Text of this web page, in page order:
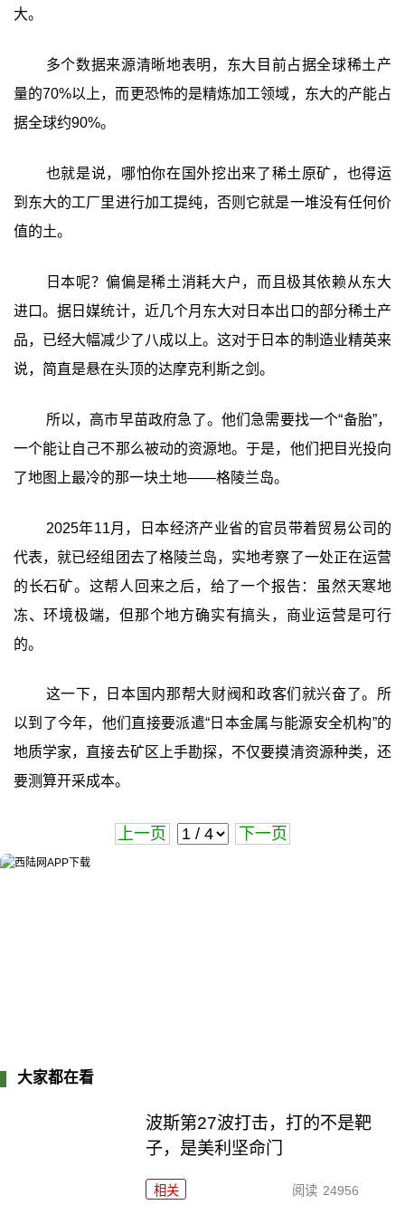
大。
多个数据来源清晰地表明，东大目前占据全球稀土产
量的70%以上，而更恐怖的是精炼加工领域，东大的产能占
据全球约90%。
也就是说，哪怕你在国外挖出来了稀土原矿，也得运
到东大的工厂里进行加工提纯，否则它就是一堆没有任何价
值的土。
日本呢？偏偏是稀土消耗大户，而且极其依赖从东大
进口。据日媒统计，近几个月东大对日本出口的部分稀土产
品，已经大幅减少了八成以上。这对于日本的制造业精英来
说，简直是悬在头顶的达摩克利斯之剑。
所以，高市早苗政府急了。他们急需要找一个“备胎”，
一个能让自己不那么被动的资源地。于是，他们把目光投向
了地图上最冷的那一块土地——格陵兰岛。
2025年11月，日本经济产业省的官员带着贸易公司的
代表，就已经组团去了格陵兰岛，实地考察了一处正在运营
的长石矿。这帮人回来之后，给了一个报告：虽然天寒地
冻、环境极端，但那个地方确实有搞头，商业运营是可行
的。
这一下，日本国内那帮大财阀和政客们就兴奋了。所
以到了今年，他们直接要派遣“日本金属与能源安全机构”的
地质学家，直接去矿区上手勘探，不仅要摸清资源种类，还
要测算开采成本。
上一页 下一页
大家都在看
波斯第27波打击，打的不是靶
子，是美利坚命门
相关 阅读 24956